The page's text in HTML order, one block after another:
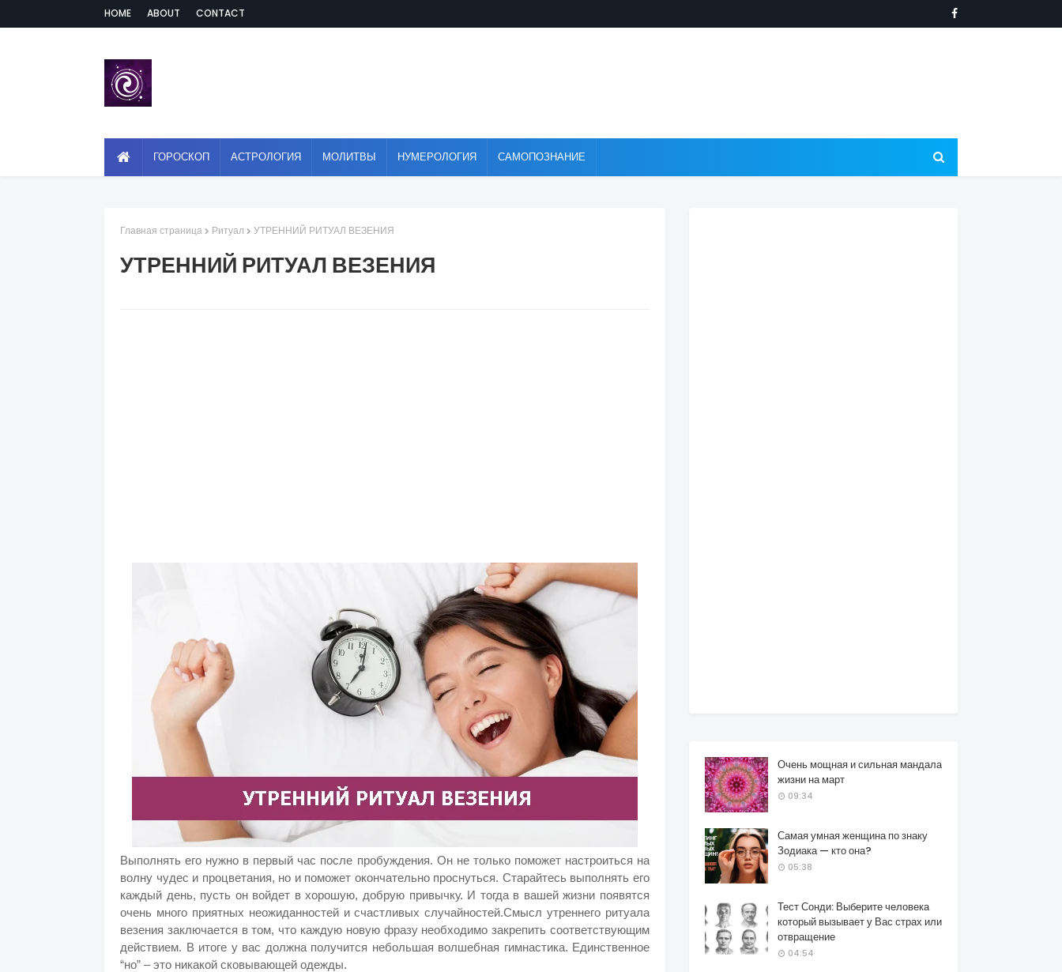
HOME ABOUT CONTACT
ГОРОСКОП АСТРОЛОГИЯ МОЛИТВЫ НУМЕРОЛОГИЯ САМОПОЗНАНИЕ
Главная страница Ритуал УТРЕННИЙ РИТУАЛ ВЕЗЕНИЯ
УТРЕННИЙ РИТУАЛ ВЕЗЕНИЯ
Выполнять его нужно в первый час после пробуждения. Он не только поможет настроиться на
волну чудес и процветания, но и поможет окончательно проснуться. Старайтесь выполнять его
каждый день, пусть он войдет в хорошую, добрую привычку. И тогда в вашей жизни появятся
очень много приятных неожиданностей и счастливых случайностей.Смысл утреннего ритуала
везения заключается в том, что каждую новую фразу необходимо закрепить соответствующим
действием. В итоге у вас должна получится небольшая волшебная гимнастика. Единственное
“но” – это никакой сковывающей одежды.
Очень мощная и сильная мандала
жизни на март
09:34
Самая умная женщина по знаку
Зодиака — кто она?
05:38
Тест Сонди: Выберите человека
который вызывает у Вас страх или
отвращение
04:54